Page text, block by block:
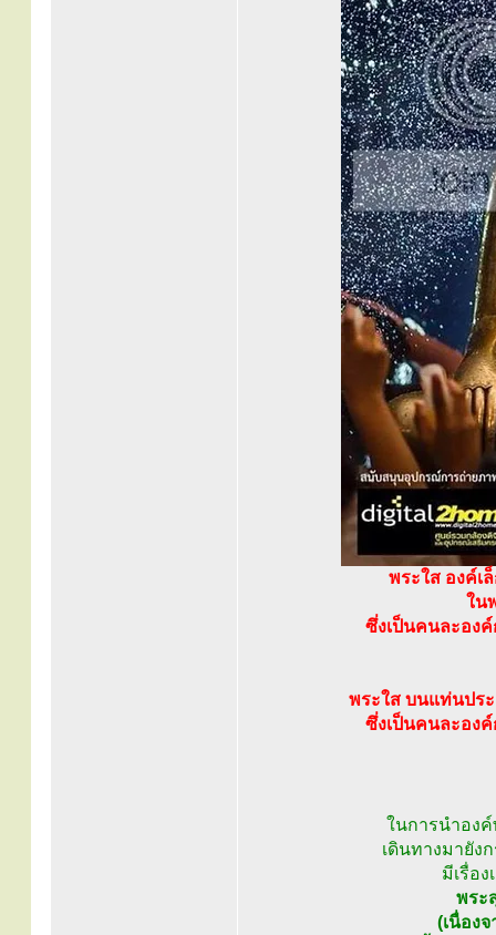
พระใส องค์เ
ใน
ซึ่งเป็นคนละอง
พระใส บนแท่นปร
ซึ่งเป็นคนละอง
ในการนำอง
เดินทางมายัง
มีเรื่อ
พระ
(เนื่อง